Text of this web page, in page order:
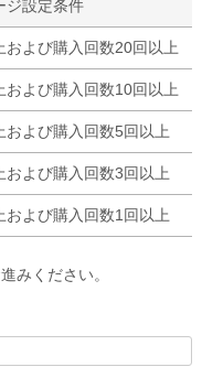
ジ設定条件
および購入回数20回以上
および購入回数10回以上
および購入回数5回以上
および購入回数3回以上
および購入回数1回以上
みください。